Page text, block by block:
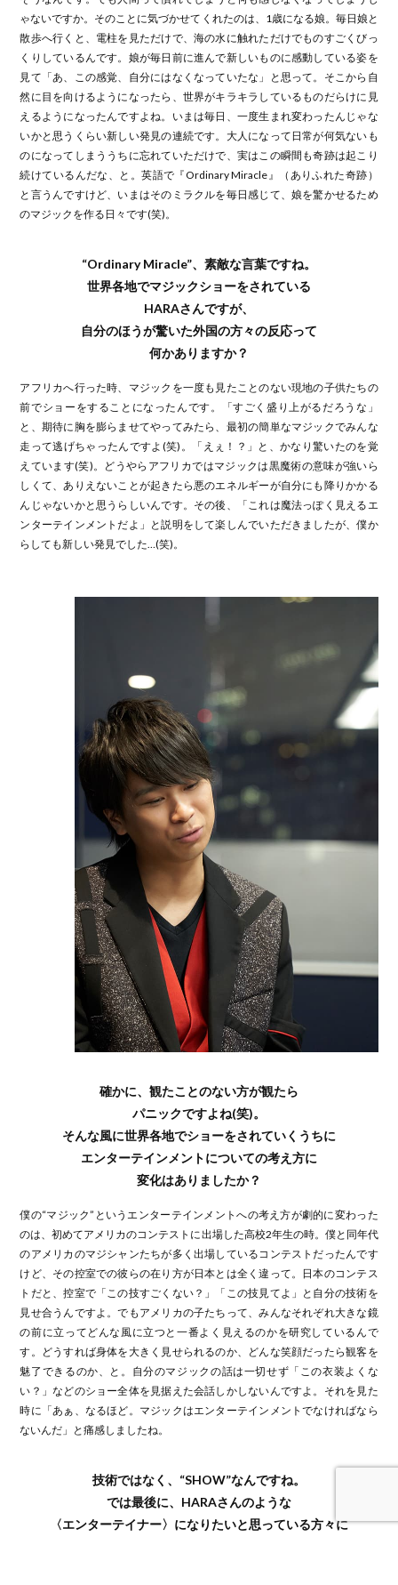
ゃないですか。そのことに気づかせてくれたのは、1歳になる娘。毎日娘と
散歩へ行くと、電柱を見ただけで、海の水に触れただけでものすごくびっ
くりしているんです。娘が毎日前に進んで新しいものに感動している姿を
見て「あ、この感覚、自分にはなくなっていたな」と思って。そこから自
然に目を向けるようになったら、世界がキラキラしているものだらけに見
えるようになったんですよね。いまは毎日、一度生まれ変わったんじゃな
いかと思うくらい新しい発見の連続です。大人になって日常が何気ないも
のになってしまううちに忘れていただけで、実はこの瞬間も奇跡は起こり
続けているんだな、と。英語で『Ordinary Miracle』（ありふれた奇跡）
と言うんですけど、いまはそのミラクルを毎日感じて、娘を驚かせるため
のマジックを作る日々です(笑)。
“Ordinary Miracle”、素敵な言葉ですね。
世界各地でマジックショーをされている
HARAさんですが、
自分のほうが驚いた外国の方々の反応って
何かありますか？
アフリカへ行った時、マジックを一度も見たことのない現地の子供たちの
前でショーをすることになったんです。「すごく盛り上がるだろうな」
と、期待に胸を膨らませてやってみたら、最初の簡単なマジックでみんな
走って逃げちゃったんですよ(笑)。「えぇ！？」と、かなり驚いたのを覚
えています(笑)。どうやらアフリカではマジックは黒魔術の意味が強いら
しくて、ありえないことが起きたら悪のエネルギーが自分にも降りかかる
んじゃないかと思うらしいんです。その後、「これは魔法っぽく見えるエ
ンターテインメントだよ」と説明をして楽しんでいただきましたが、僕か
らしても新しい発見でした…(笑)。
確かに、観たことのない方が観たら
パニックですよね(笑)。
そんな風に世界各地でショーをされていくうちに
エンターテインメントについての考え方に
変化はありましたか？
僕の“マジック”というエンターテインメントへの考え方が劇的に変わった
のは、初めてアメリカのコンテストに出場した高校2年生の時。僕と同年代
のアメリカのマジシャンたちが多く出場しているコンテストだったんです
けど、その控室での彼らの在り方が日本とは全く違って。日本のコンテス
トだと、控室で「この技すごくない？」「この技見てよ」と自分の技術を
見せ合うんですよ。でもアメリカの子たちって、みんなそれぞれ大きな鏡
の前に立ってどんな風に立つと一番よく見えるのかを研究しているんで
す。どうすれば身体を大きく見せられるのか、どんな笑顔だったら観客を
魅了できるのか、と。自分のマジックの話は一切せず「この衣装よくな
い？」などのショー全体を見据えた会話しかしないんですよ。それを見た
時に「あぁ、なるほど。マジックはエンターテインメントでなければなら
ないんだ」と痛感しましたね。
技術ではなく、“SHOW”なんですね。
では最後に、HARAさんのような
〈エンターテイナー〉になりたいと思っている方々に